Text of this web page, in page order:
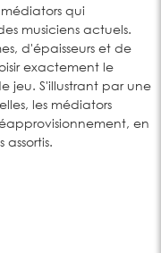
qui
musiciens actuels.
d'épaisseurs et de
exactement le
jeu. S'illustrant par une
les médiators
en